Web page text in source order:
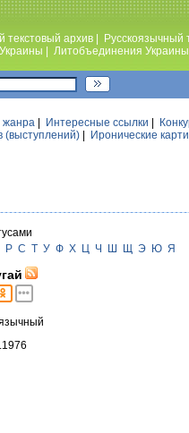
текстовый архив Русскоязычный
Литобъединения Украины
жанра Интересные ссылки
Иронические
Р С Т У Ф Х Ц Ч Ш Щ Э Ю Я